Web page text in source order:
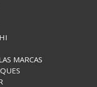
MARCAS